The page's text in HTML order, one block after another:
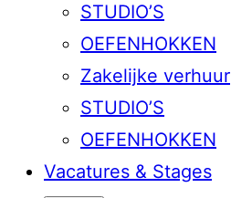
STUDIO’S
OEFENHOKKEN
Zakelijke verhuur
STUDIO’S
OEFENHOKKEN
Vacatures & Stages